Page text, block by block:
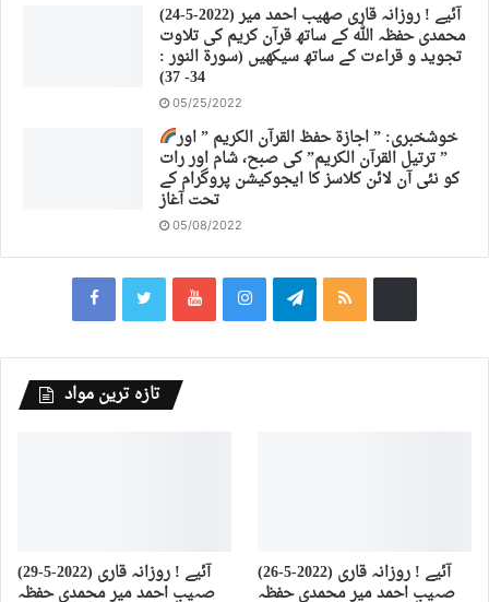
(24-5-2022) آئیے ! روزانہ قاری صهیب احمد میر
محمدی حفظہ اللہ کے ساتھ قرآن کریم کی تلاوت
تجوید و قراءت کے ساتھ سیکھیں (سورة النور :
34- 37)
05/25/2022
خوشخبری: ” اجازة حفظ القرآن الكريم ” اور
” ترتیل القرآن الكريم” کی صبح، شام اور رات
کو نئی آن لائن کلاسز کا ایجوکیشن پروگرام کے
تحت آغاز
05/08/2022
تازہ ترین مواد
(29-5-2022) آئیے ! روزانہ قاری
صہیب احمد میر محمدی حفظہ
(26-5-2022) آئیے ! روزانہ قاری
صہیب احمد میر محمدی حفظہ